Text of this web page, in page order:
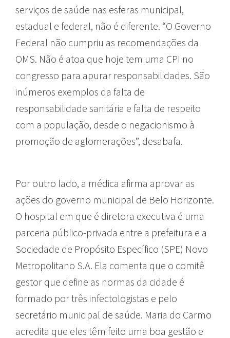
serviços de saúde nas esferas municipal,
estadual e federal, não é diferente. “O Governo
Federal não cumpriu as recomendações da
OMS. Não é atoa que hoje tem uma CPI no
congresso para apurar responsabilidades. São
inúmeros exemplos da falta de
responsabilidade sanitária e falta de respeito
com a população, desde o negacionismo à
promoção de aglomerações”, desabafa.
Por outro lado, a médica afirma aprovar as
ações do governo municipal de Belo Horizonte.
O hospital em que é diretora executiva é uma
parceria público-privada entre a prefeitura e a
Sociedade de Propósito Específico (SPE) Novo
Metropolitano S.A. Ela comenta que o comitê
gestor que define as normas da cidade é
formado por três infectologistas e pelo
secretário municipal de saúde. Maria do Carmo
acredita que eles têm feito uma boa gestão e